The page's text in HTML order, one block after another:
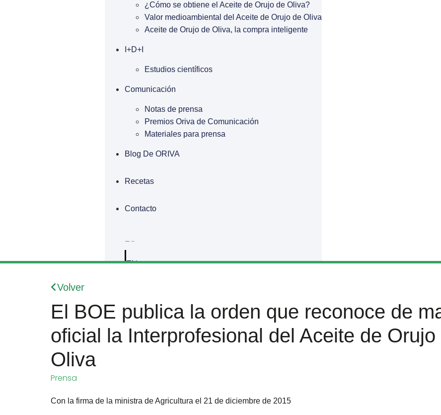
¿Cómo se obtiene el Aceite de Orujo de Oliva?
Valor medioambiental del Aceite de Orujo de Oliva
Aceite de Orujo de Oliva, la compra inteligente
I+D+I
Estudios científicos
Comunicación
Notas de prensa
Premios Oriva de Comunicación
Materiales para prensa
Blog De ORIVA
Recetas
Contacto
ES
EN
Volver
El BOE publica la orden que reconoce de
oficial la Interprofesional del Aceite de Orujo
Oliva
Prensa
Con la firma de la ministra de Agricultura el 21 de diciembre de 2015